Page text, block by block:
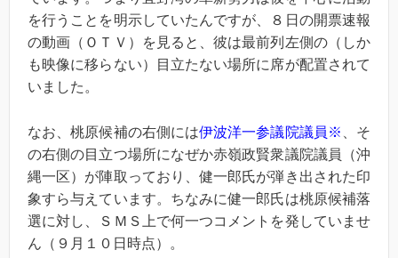
を行うことを明示していたんですが、８日の開票速報
の動画（ＯＴＶ）を見ると、彼は最前列左側の（しか
も映像に移らない）目立たない場所に席が配置されて
いました。
なお、桃原候補の右側には伊波洋一参議院議員※
、そ
の右側の目立つ場所になぜか赤嶺政賢衆議院議員（沖
縄一区）が陣取っており、健一郎氏が弾き出された印
象すら与えています。ちなみに健一郎氏は桃原候補落
選に対し、ＳＭＳ上で何一つコメントを発していませ
ん（９月１０日時点）。